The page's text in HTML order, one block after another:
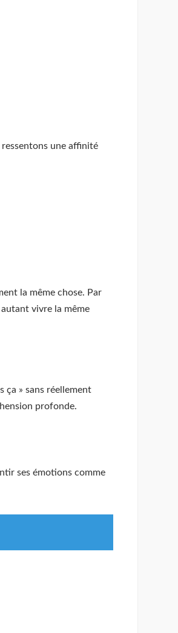
une affinité
la même chose. Par
vivre la même
ça » sans réellement
profonde.
ses émotions comme